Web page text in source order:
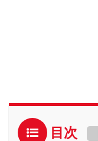
目次